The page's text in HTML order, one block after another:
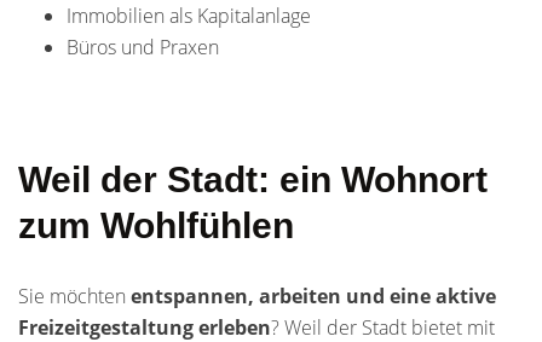
Immobilien als Kapitalanlage
Büros und Praxen
Weil der Stadt: ein Wohnort
zum Wohlfühlen
Sie möchten entspannen, arbeiten und eine aktive
Freizeitgestaltung erleben? Weil der Stadt bietet mit